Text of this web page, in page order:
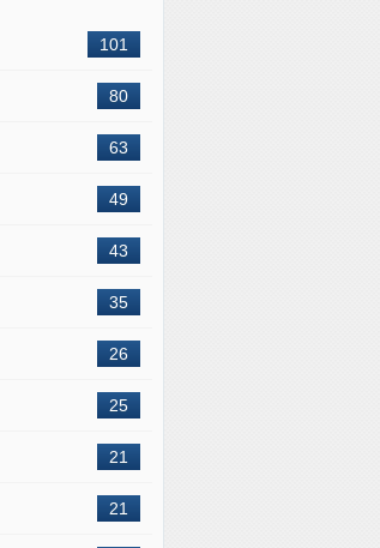
101
80
63
49
43
35
26
25
21
21